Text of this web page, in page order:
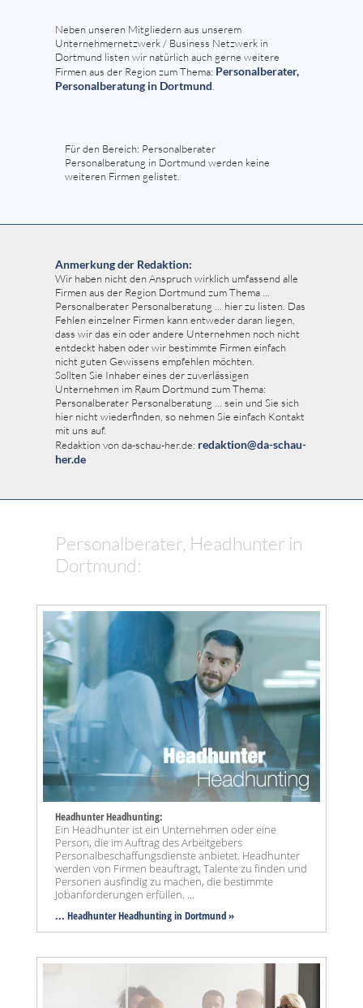
Neben unseren Mitgliedern aus unserem
Unternehmernetzwerk / Business Netzwerk in
Dortmund listen wir natürlich auch gerne weitere
Firmen aus der Region zum Thema: Personalberater,
Personalberatung in Dortmund.
Für den Bereich: Personalberater
Personalberatung in Dortmund werden keine
weiteren Firmen gelistet.
Anmerkung der Redaktion:
Wir haben nicht den Anspruch wirklich umfassend alle
Firmen aus der Region Dortmund zum Thema ...
Personalberater Personalberatung ... hier zu listen. Das
Fehlen einzelner Firmen kann entweder daran liegen,
dass wir das ein oder andere Unternehmen noch nicht
entdeckt haben oder wir bestimmte Firmen einfach
nicht guten Gewissens empfehlen möchten.
Sollten Sie Inhaber eines der zuverlässigen
Unternehmen im Raum Dortmund zum Thema:
Personalberater Personalberatung ... sein und Sie sich
hier nicht wiederfinden, so nehmen Sie einfach Kontakt
mit uns auf.
Redaktion von da-schau-her.de: redaktion@da-schau-
her.de
Personalberater, Headhunter in
Dortmund:
Headhunter Headhunting:
Ein Headhunter ist ein Unternehmen oder eine
Person, die im Auftrag des Arbeitgebers
Personalbeschaffungsdienste anbietet. Headhunter
werden von Firmen beauftragt, Talente zu finden und
Personen ausfindig zu machen, die bestimmte
Jobanforderungen erfüllen. ...
... Headhunter Headhunting in Dortmund »